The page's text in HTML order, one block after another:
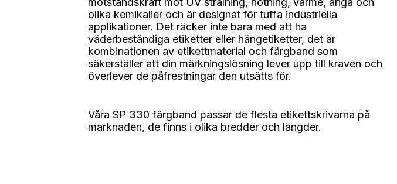
olika kemikalier och är designat för tuffa industriella
applikationer. Det räcker inte bara med att ha
väderbeständiga etiketter eller hängetiketter, det är
kombinationen av etikettmaterial och färgband som
säkerställer att din märkningslösning lever upp till kraven och
överlever de påfrestningar den utsätts för.
Våra SP 330 färgband passar de flesta etikettskrivarna på
marknaden, de finns i olika bredder och längder.